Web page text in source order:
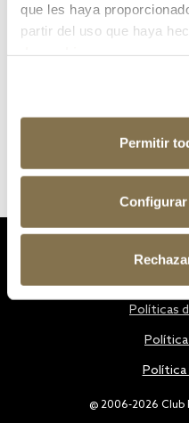
que les haya
partir del uso que haya
Permitir
@ 2006-2026 Club
Políticas